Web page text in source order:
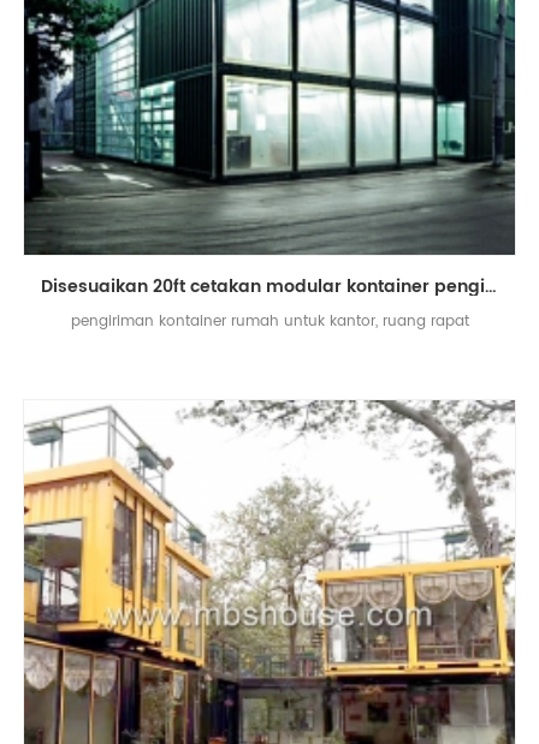
Disesuaikan 20ft cetakan modular kontainer pengiriman situs kantor
pengiriman kontainer rumah untuk kantor, ruang rapat